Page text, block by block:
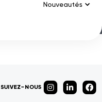
SUIVEZ-NOUS